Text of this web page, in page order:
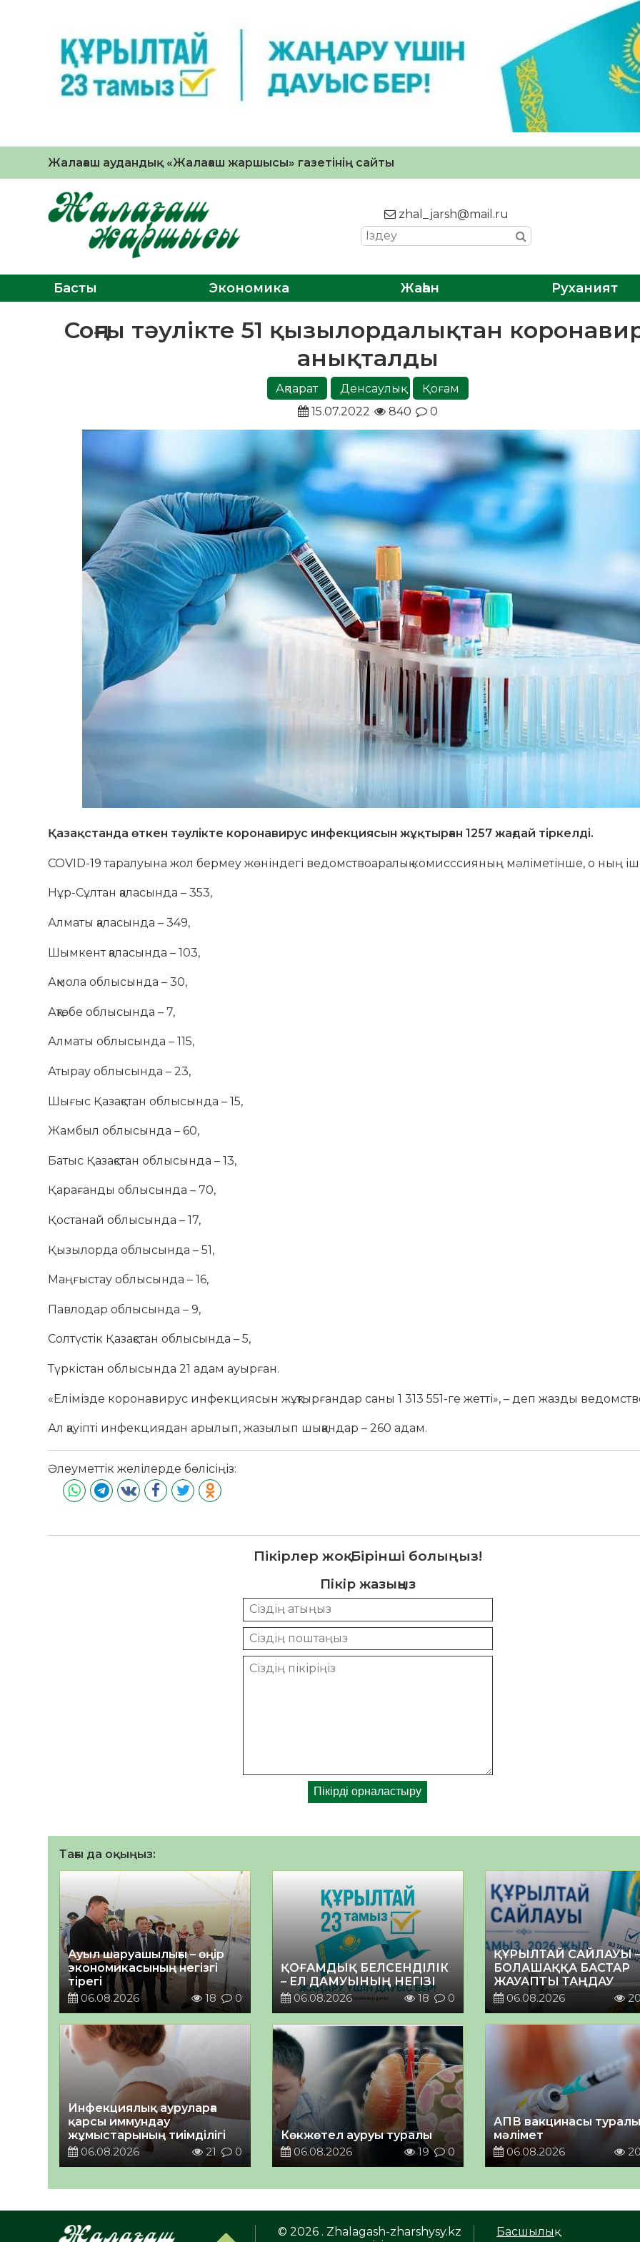
Жалағаш аудандық «Жалағаш жаршысы» газетінің сайты
zhal_jarsh@mail.ru
Басты Экономика Жаһан Руханият
Соңғы тәулікте 51 қызылордалықтан
анықталды
Ақпарат Денсаулық
Қоғам
15.07.2022
840 0
Қазақстанда өткен тәулікте коронавирус инфекциясын жұқтырған 1257 жағдай тіркелді.
COVID-19 таралуына жол бермеу жөніндегі ведомствоаралық комисссияның мәліметінше, о ның
Нұр-Сұлтан қаласында – 353,
Алматы қаласында – 349,
Шымкент қаласында – 103,
Ақмола облысында – 30,
Ақтөбе облысында – 7,
Алматы облысында – 115,
Атырау облысында – 23,
Шығыс Қазақстан облысында – 15,
Жамбыл облысында – 60,
Батыс Қазақстан облысында – 13,
Қарағанды облысында – 70,
Қостанай облысында – 17,
Қызылорда облысында – 51,
Маңғыстау облысында – 16,
Павлодар облысында – 9,
Солтүстік Қазақстан облысында – 5,
Түркістан облысында 21 адам ауырған.
«Елімізде коронавирус инфекциясын жұқтырғандар саны 1 313 551-ге жетті», – деп жазды
Ал қауіпті инфекциядан арылып, жазылып шыққандар – 260 адам.
Әлеуметтік желілерде бөлісіңіз:
Пікірлер жоқ. Бірінші болыңыз!
Пікір жазыңыз
Тағы да оқыңыз:
Ауыл шаруашылығы – өңір
экономикасының негізгі
тірегі
06.08.2026
18 0
ҚОҒАМДЫҚ БЕЛСЕНДІЛІК
– ЕЛ ДАМУЫНЫҢ НЕГІЗІ
06.08.2026
18 0
ҚҰРЫЛТАЙ САЙЛАУЫ –
БОЛАШАҚҚА БАСТАР
ЖАУАПТЫ ТАҢДАУ
06.08.2026
20
Инфекциялық ауруларға
қарсы иммундау
жұмыстарының тиімділігі
06.08.2026
21 0
Көкжөтел ауруы туралы
06.08.2026
19 0
АПВ вакцинасы туралы
мәлімет
06.08.2026
20
© 2026 . Zhalagash-zharshysy.kz
Басшылық